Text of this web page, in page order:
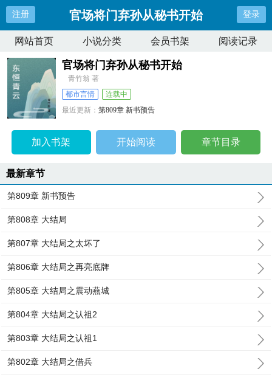
注册 官场将门弃孙从秘书开始 登录
网站首页 小说分类 会员书架 阅读记录
官场将门弃孙从秘书开始
青竹翁 著
都市言情
连载中
最近更新：第809章 新书预告
加入书架 开始阅读 章节目录
最新章节
第809章 新书预告
第808章 大结局
第807章 大结局之太坏了
第806章 大结局之再亮底牌
第805章 大结局之震动燕城
第804章 大结局之认祖2
第803章 大结局之认祖1
第802章 大结局之借兵